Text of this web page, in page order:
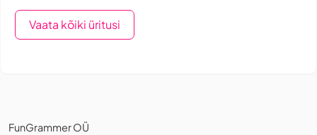
Vaata kõiki üritusi
FunGrammer OÜ